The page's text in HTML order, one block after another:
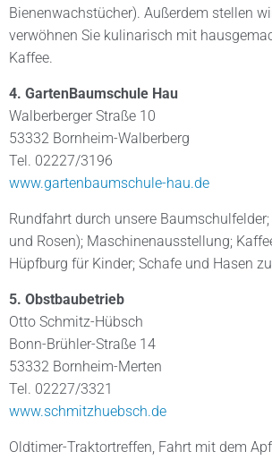
Bienenwachstücher). Außerdem stellen
verwöhnen Sie kulinarisch mit
Kaffee.
4. GartenBaumschule Hau
Walberberger Straße 10
53332 Bornheim-Walberberg
Tel. 02227/3196
www.gartenbaumschule-hau.de
Rundfahrt durch unsere
und Rosen); Maschinenausstellung;
Hüpfburg für Kinder; Schafe und Hasen
5. Obstbaubetrieb
Otto Schmitz-Hübsch
Bonn-Brühler-Straße 14
53332 Bornheim-Merten
Tel. 02227/3321
www.schmitzhuebsch.de
Oldtimer-Traktortreffen, Fahrt mit dem